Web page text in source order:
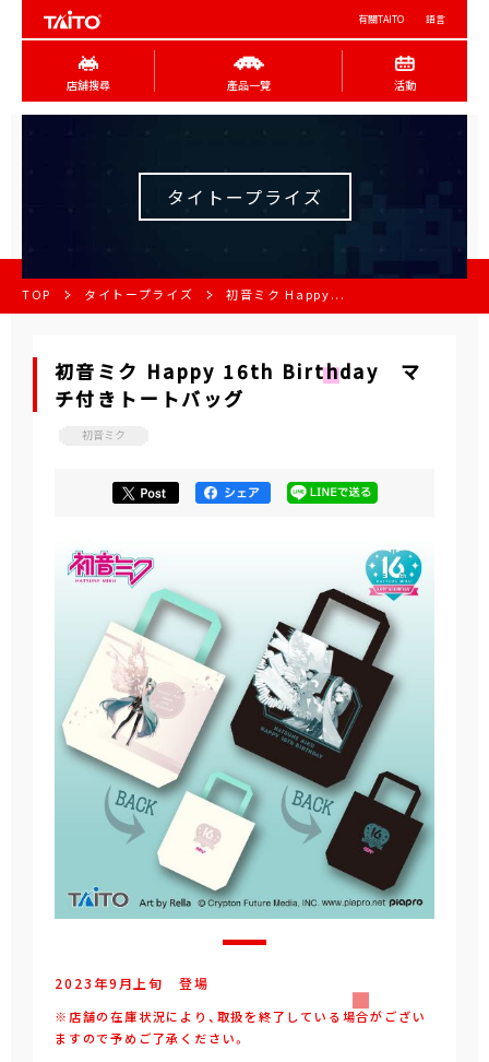
有關TAITO 語言
店舖搜尋 產品一覽 活動
タイトープライズ
TOP タイトープライズ 初音ミク Happy...
初音ミク Happy 16th Birthday マ
チ付きトートバッグ
初音ミク
2023年9 月 上旬 登場
※店舗の在庫状況により、取扱を終了している場合がござい
ますので予めご了承ください。